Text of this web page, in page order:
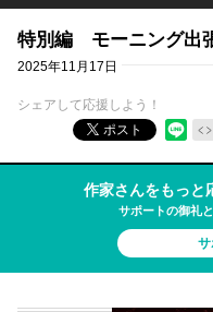
特別編 モーニング出
2025年11月17日
シェアして応援しよう！
ポスト
作家さんをもっと
サポートの御礼